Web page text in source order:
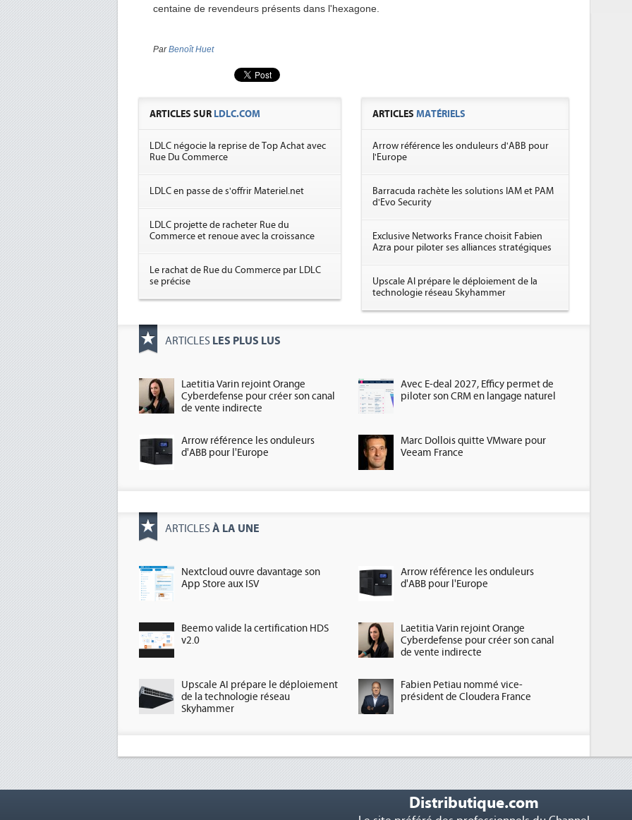
centaine de revendeurs présents dans l'hexagone.
ParBenoît Huet
ARTICLES SUR LDLC.COM
LDLC négocie la reprise de Top Achat avec
Rue Du Commerce
LDLC en passe de s'offrir Materiel.net
LDLC projette de racheter Rue du
Commerce et renoue avec la croissance
Le rachat de Rue du Commerce par LDLC
se précise
ARTICLESMATÉRIELS
Arrow référence les onduleurs d'ABB pour
l'Europe
Barracuda rachète les solutions IAM et PAM
d'Evo Security
Exclusive Networks France choisit Fabien
Azra pour piloter ses alliances stratégiques
Upscale AI prépare le déploiement de la
technologie réseau Skyhammer
ARTICLES LES PLUS LUS
Laetitia Varin rejoint Orange
Cyberdefense pour créer son canal
de vente indirecte
Avec E-deal 2027, Efficy permet de
piloter son CRM en langage naturel
Arrow référence les onduleurs
d'ABB pour l'Europe
Marc Dollois quitte VMware pour
Veeam France
ARTICLES À LA UNE
Nextcloud ouvre davantage son
App Store aux ISV
Arrow référence les onduleurs
d'ABB pour l'Europe
Beemo valide la certification HDS
v2.0
Laetitia Varin rejoint Orange
Cyberdefense pour créer son canal
de vente indirecte
Upscale AI prépare le déploiement
de la technologie réseau
Skyhammer
Fabien Petiau nommé vice-
président de Cloudera France
Distributique.com